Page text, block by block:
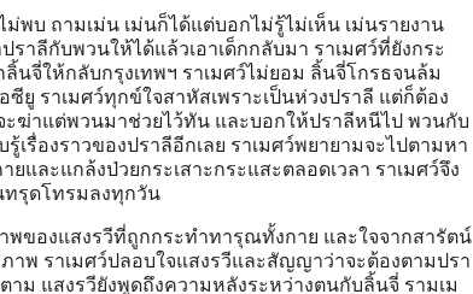
ม่พบ ถามเม่น เม่นก็ได้แต่บอกไม่รู้ไม่เห็น เม่นรายงาน
าลีกับพวนให้ได้แล้วเอาเด็กกลับมา ราเมศว์ที่ยังกระ
นจี่ให้กลับกรุงเทพฯ ราเมศว์ไม่ยอม ลิ้นจี่โกรธจนล้ม
ยู ราเมศว์ทุกข์ใจสาหัสเพราะเป็นห่วงปราลี แต่ก็ต้อง
ะฆ่าแต่พวนมาช่วยไว้ทัน และบอกให้ปราลีหนีไป พวนกับ
รื่องราวของปราลีอีกเลย ราเมศว์พยายามจะไปตามหา
และแกล้งป่วยกระเสาะกระแสะตลอดเวลา ราเมศว์จึง
ทรุดโทรมลงทุกวัน
พของแสงรวีที่ถูกกระทำทารุณทั้งกาย และใจจากสารัตน์
าพ ราเมศว์ปลอบใจแสงรวีและสัญญาว่าจะต้องตามปรา
าม แสงรวียังพูดถึงความหลังระหว่างตนกับลิ้นจี่ รามเม